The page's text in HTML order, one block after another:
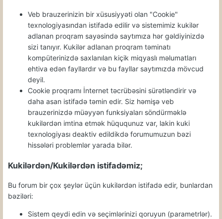
Veb brauzerinizin bir xüsusiyyəti olan "Cookie"
texnologiyasından istifadə edilir və sistemimiz kukilər
adlanan proqram sayəsində saytımıza hər gəldiyinizdə
sizi tanıyır. Kukilər adlanan proqram təminatı
kompüterinizdə saxlanılan kiçik miqyaslı məlumatları
ehtiva edən fayllardır və bu fayllar saytımızda mövcud
deyil.
Cookie proqramı İnternet təcrübəsini sürətləndirir və
daha asan istifadə təmin edir. Siz həmişə veb
brauzerinizdə müəyyən funksiyaları söndürməklə
kukilərdən imtina etmək hüququnuz var, lakin kuki
texnologiyası deaktiv edildikdə forumumuzun bəzi
hissələri problemlər yarada bilər.
Kukilərdən/Kukilərdən istifadəmiz;
Bu forum bir çox şeylər üçün kukilərdən istifadə edir, bunlardan
bəziləri:
Sistem qeydi edin və seçimlərinizi qoruyun (parametrlər).